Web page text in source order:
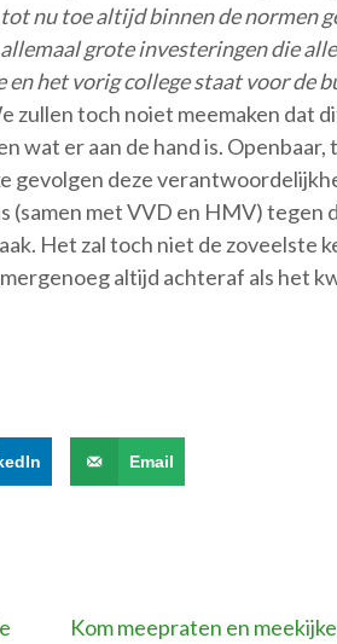
nu toe altijd binnen de normen
grote investeringen die
het vorig college staat voor de
zullen toch noiet meemaken dat
wat er aan de hand is. Openbaar,
gevolgen deze
(samen met VVD en HMV) tegen
Het zal toch niet de zoveelste
altijd achteraf als het
Email
Kom meepraten en